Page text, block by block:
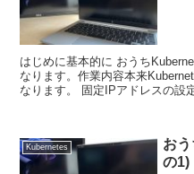
はじめに基本的に おうち
なります。作業内容本来
なります。 固定IPアドレスの設定 hostsファイルの設定(各ノード間
Kubernetes
お
の1)